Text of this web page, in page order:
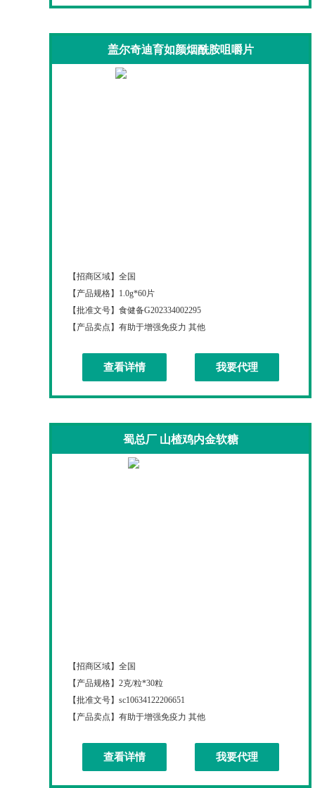
盖尔奇迪育如颜烟酰胺咀嚼片
【招商区域】 全国
【产品规格】
1.0g*60片
【批准文号】 食健备G202334002295
【产品卖点】 有助于增强免疫力 其他
查看详情 我要代理
蜀总厂 山楂鸡内金软糖
【招商区域】 全国
【产品规格】 2克/粒*30粒
【批准文号】 sc10634122206651
【产品卖点】 有助于增强免疫力 其他
查看详情 我要代理